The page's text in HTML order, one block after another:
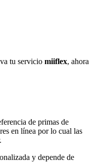
tu servicio miiflex, ahora
de primas de
en línea por lo cual las
y depende de